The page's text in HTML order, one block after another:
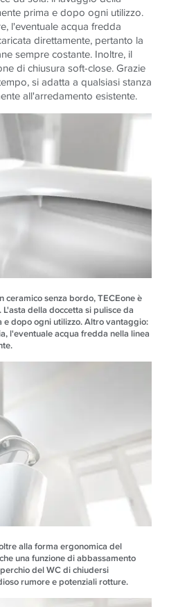
prima e dopo ogni utilizzo.
l'eventuale acqua fredda
direttamente, pertanto la
sempre costante. Inoltre, il
di chiusura soft-close. Grazie
si adatta a qualsiasi stanza
all'arredamento esistente.
senza bordo, TECEone è
della doccetta si pulisce da
dopo ogni utilizzo. Altro vantaggio:
l'eventuale acqua fredda nella linea
alla forma ergonomica del
una funzione di abbassamento
del WC di chiudersi
rumore e potenziali rotture.